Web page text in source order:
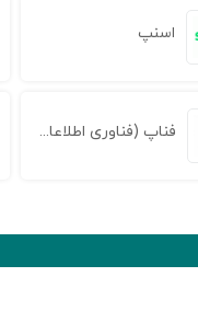
اسنپ
فناپ (فناوری اطلاعات و ارتباطات پاسارگاد آریان)